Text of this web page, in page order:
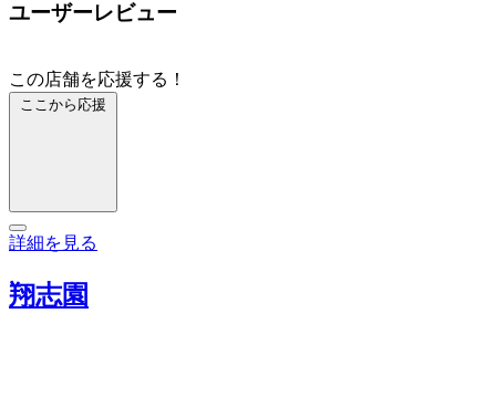
ユーザーレビュー
この店舗を応援する！
ここから応援
詳細を見る
翔志園